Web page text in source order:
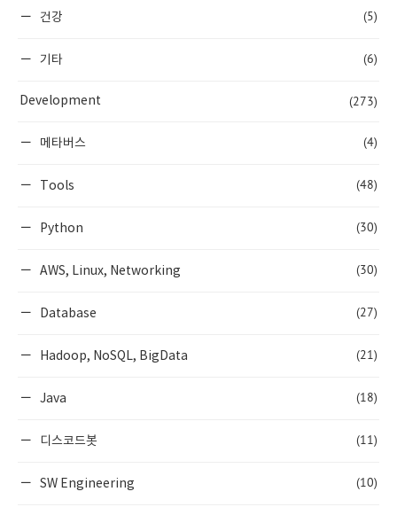
건강 (5)
기타 (6)
Development (273)
메타버스 (4)
Tools (48)
Python (30)
AWS, Linux, Networking (30)
Database (27)
Hadoop, NoSQL, BigData (21)
Java (18)
디스코드봇 (11)
SW Engineering (10)